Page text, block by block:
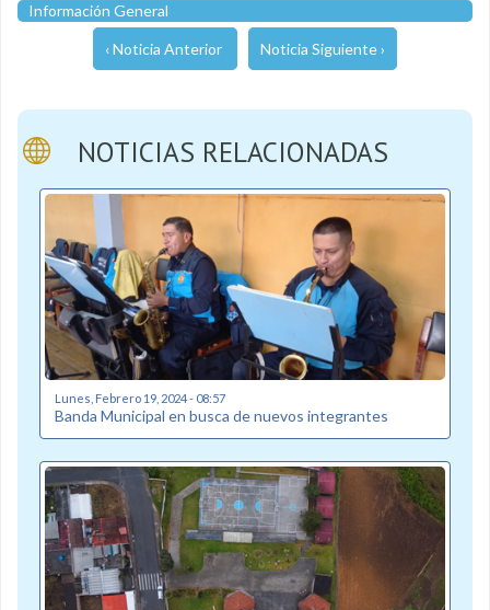
Información General
‹ Noticia Anterior Noticia Siguiente ›
NOTICIAS RELACIONADAS
Lunes, Febrero 19, 2024 - 08:57
Banda Municipal en busca de nuevos integrantes